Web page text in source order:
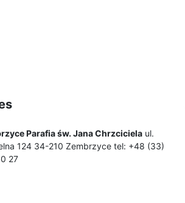
Parafia św. Jana Chrzciciela ul.
124 34-210 Zembrzyce tel: +48 (33)
27